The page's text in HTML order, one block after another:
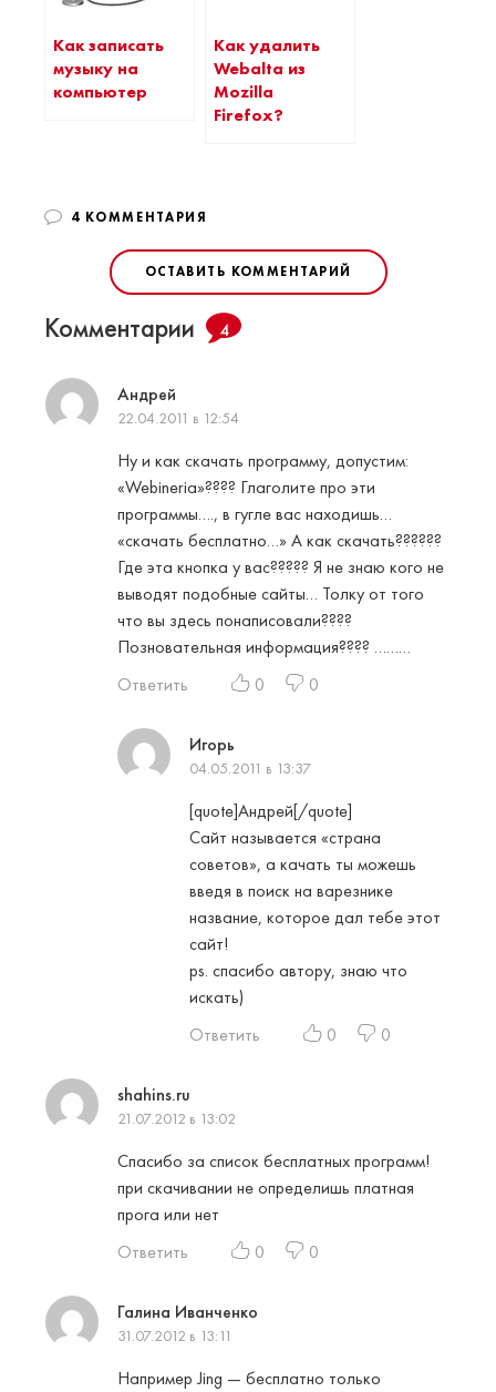
Как записать
музыку на
компьютер
Как удалить
Webalta из
Mozilla
Firefox?
4 КОММЕНТАРИЯ
ОСТАВИТЬ КОММЕНТАРИЙ
Комментарии 4
Андрей
22.04.2011 в 12:54
Ну и как скачать программу, допустим:
«Webineria»???? Глаголите про эти
программы…., в гугле вас находишь…
«скачать бесплатно…» А как скачать??????
Где эта кнопка у вас????? Я не знаю кого не
выводят подобные сайты… Толку от того
что вы здесь понаписовали????
Позновательная информация???? ………
Ответить
0 0
Игорь
04.05.2011 в 13:37
[quote]Андрей[/quote]
Сайт называется «страна
советов», а качать ты можешь
введя в поиск на варезнике
название, которое дал тебе этот
сайт!
ps. спасибо автору, знаю что
искать)
Ответить
0 0
shahins.ru
21.07.2012 в 13:02
Спасибо за список бесплатных программ!
при скачивании не определишь платная
прога или нет
Ответить
0 0
Галина Иванченко
31.07.2012 в 13:11
Например Jing — бесплатно только